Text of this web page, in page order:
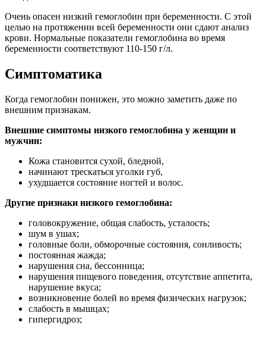
Очень опасен низкий гемоглобин при беременности. С этой
целью на протяжении всей беременности они сдают анализ
крови. Нормальные показатели гемоглобина во время
беременности соответствуют 110-150 г/л.
Симптоматика
Когда гемоглобин понижен, это можно заметить даже по
внешним признакам.
Внешние симптомы низкого гемоглобина у женщин и
мужчин:
Кожа становится сухой, бледной,
начинают трескаться уголки губ,
ухудшается состояние ногтей и волос.
Другие признаки низкого гемоглобина:
головокружение, общая слабость, усталость;
шум в ушах;
головные боли, обморочные состояния, сонливость;
постоянная жажда;
нарушения сна, бессонница;
нарушения пищевого поведения, отсутствие аппетита,
нарушение вкуса;
возникновение болей во время физических нагрузок;
слабость в мышцах;
гипергидроз;